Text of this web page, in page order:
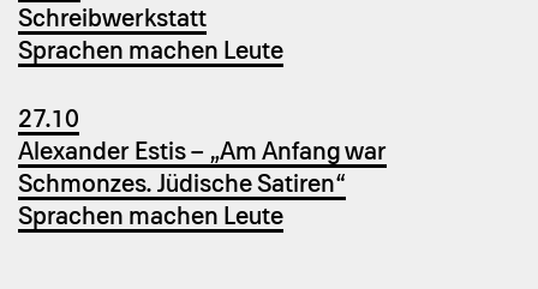
Schreibwerkstatt
Sprachen machen Leute
27.10
Alexander Estis – „Am Anfang war
Schmonzes. Jüdische Satiren“
Sprachen machen Leute